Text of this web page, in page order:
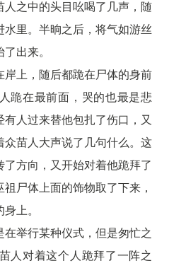
人之中的头目吆喝了几声，随
里。半晌之后，将气如游丝
出来。
上，随后都跪在尸体的身前
跪在最前面，哭的也最是悲
人过来替他包扎了伤口，又
苗人大声说了几句什么。这
方向，又开始对着他跪拜了
尸体上面的饰物取了下来，
上。
举行某种仪式，但是匆忙之
人对着这个人跪拜了一阵之